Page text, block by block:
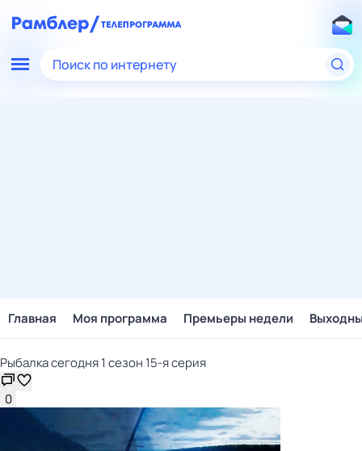
Поиск по интернету
Главная Моя программа Премьеры недели
Рыбалка сегодня 1 сезон 15-я серия
0